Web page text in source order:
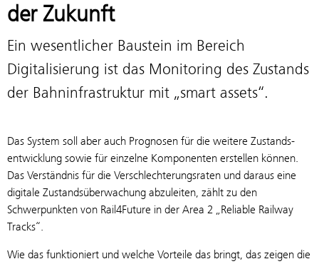
der Zukunft
Ein wesentlicher Baustein im Bereich
Digitalisierung ist das Monitoring des Zustands
der Bahninfrastruktur mit „smart assets“.
Das System soll aber auch Prognosen für die weitere Zustands­
entwicklung sowie für einzelne Komponenten erstellen können.
Das Verständnis für die Verschlechterungsraten und daraus eine
digitale Zustandsüberwachung abzuleiten, zählt zu den
Schwerpunkten von Rail4Future in der Area 2 „Reliable Railway
Tracks“.
Wie das funktioniert und welche Vorteile das bringt, das zeigen die